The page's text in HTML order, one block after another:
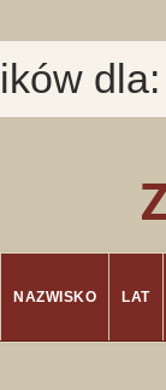
NAZWISKO LAT